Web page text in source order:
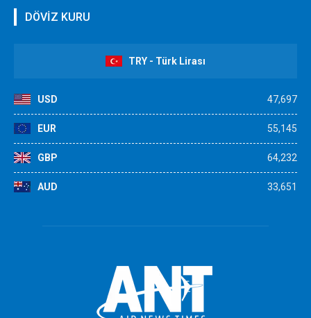
DÖVİZ KURU
TRY - Türk Lirası
USD 47,697
EUR 55,145
GBP 64,232
AUD 33,651